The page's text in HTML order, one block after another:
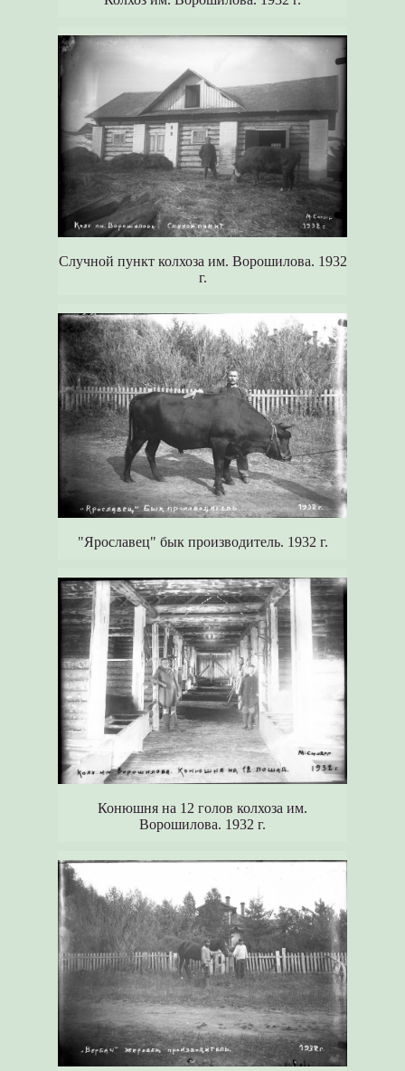
Случной пункт колхоза им. Ворошилова. 1932
г.
"Ярославец" бык производитель. 1932 г.
Конюшня на 12 голов колхоза им.
Ворошилова. 1932 г.